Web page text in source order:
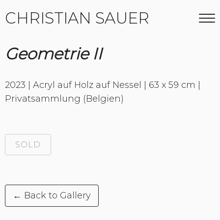
CHRISTIAN SAUER
Geometrie II
2023 | Acryl auf Holz auf Nessel | 63 x 59 cm |
Privatsammlung (Belgien)
SOLD
← Back to Gallery